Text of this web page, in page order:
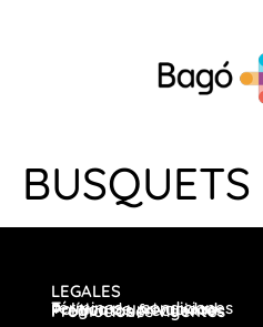
BUSQUETS
LEGALES
Términos y condiciones
Política de privacidad
Preguntas frecuentes
Promociones vigentes